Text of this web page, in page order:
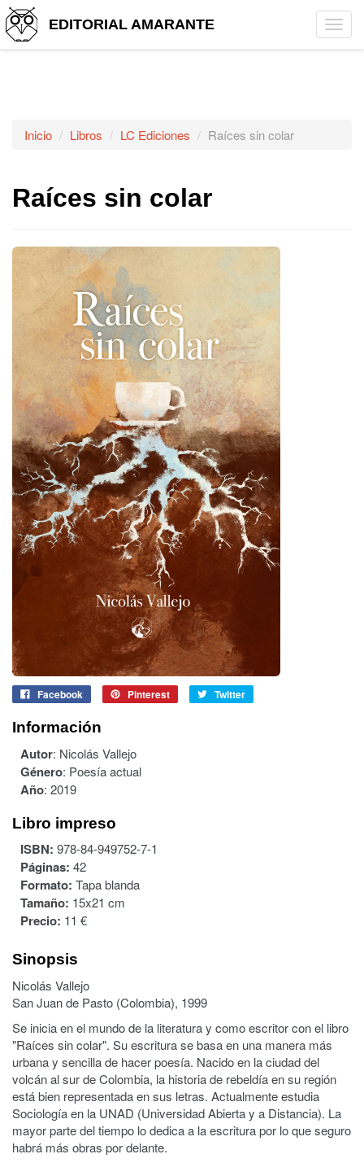
EDITORIAL AMARANTE
Inicio Libros LC Ediciones Raíces sin colar
Raíces sin colar
Facebook Pinterest Twitter
Información
Autor: Nicolás Vallejo
Género: Poesía actual
Año: 2019
Libro impreso
ISBN: 978-84-949752-7-1
Páginas: 42
Formato: Tapa blanda
Tamaño: 15x21 cm
Precio: 11 €
Sinopsis
Nicolás Vallejo
San Juan de Pasto (Colombia), 1999
Se inicia en el mundo de la literatura y como escritor con el libro
"Raíces sin colar". Su escritura se basa en una manera más
urbana y sencilla de hacer poesía. Nacido en la ciudad del
volcán al sur de Colombia, la historia de rebeldía en su región
está bien representada en sus letras. Actualmente estudia
Sociología en la UNAD (Universidad Abierta y a Distancia). La
mayor parte del tiempo lo dedica a la escritura por lo que seguro
habrá más obras por delante.